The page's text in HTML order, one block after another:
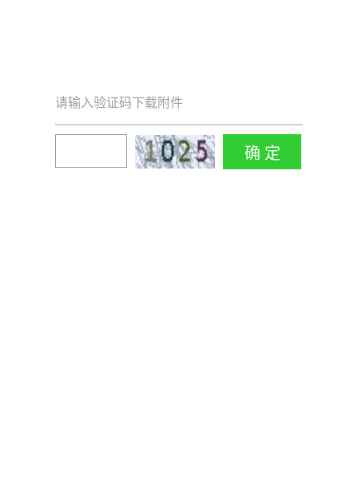
请输入验证码下载附件